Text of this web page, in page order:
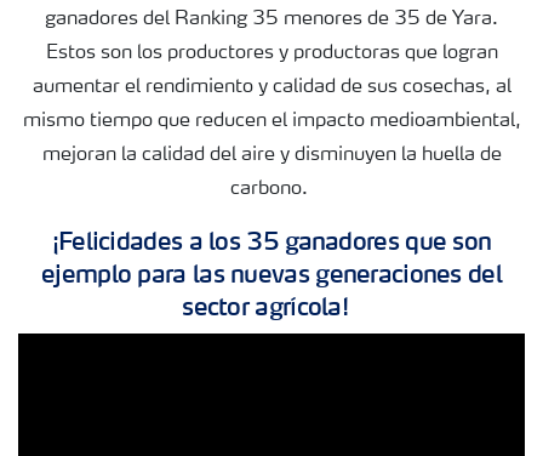
ganadores del Ranking 35 menores de 35 de Yara.
Estos son los productores y productoras que logran
aumentar el rendimiento y calidad de sus cosechas, al
mismo tiempo que reducen el impacto medioambiental,
mejoran la calidad del aire y disminuyen la huella de
carbono.
¡Felicidades a los 35 ganadores que son
ejemplo para las nuevas generaciones del
sector agrícola!